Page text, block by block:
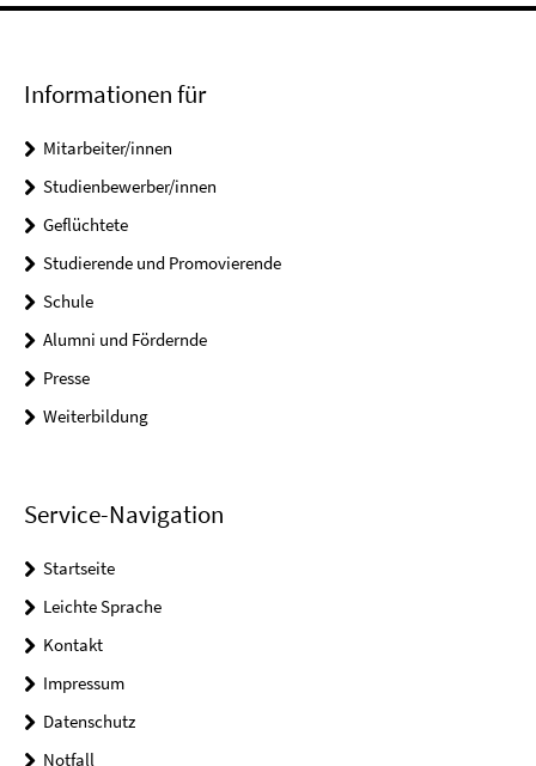
Informationen für
Mitarbeiter/innen
Studienbewerber/innen
Geflüchtete
Studierende und Promovierende
Schule
Alumni und Fördernde
Presse
Weiterbildung
Service-Navigation
Startseite
Leichte Sprache
Kontakt
Impressum
Datenschutz
Notfall